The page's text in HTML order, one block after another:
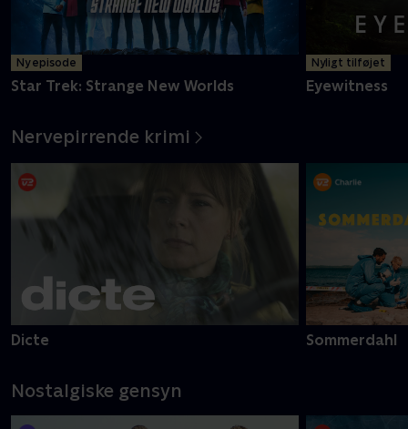
Ny episode
Star Trek: Strange New Worlds
Nyligt tilføjet
Eyewitness
Nervepirrende krimi
Dicte Sommerdahl
Nostalgiske gensyn